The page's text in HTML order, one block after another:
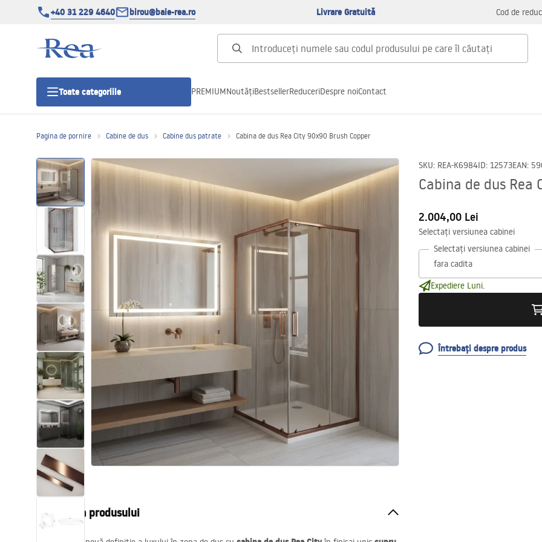
+40 31 229 4640 birou@baie-rea.ro Livrare Gratuită Cod de
Toate categoriile
Usi pentru cabine de dus
Cadite de dus
Rigole Liniare
Vase WC si Bideuri
Lavoare
Cazi cu paravane
Baterii sanitare
Dusuri
Bucatarie
Accesorii și mobilier pentru baie
PREMIUMNoutățiBestsellerReduceriDespre noiContact
Pagina de pornire Cabine de dus Cabine dus patrate Cabina de dus Rea City 90x90 Brush Copper
SKU: REA-K6984ID: 12573EAN:
Cabina de dus Rea
2.004,00 Lei
Selectați versiunea cabinei
Selectați versiunea cabinei
Expediere Luni.
Întrebați despre produs
Descrierea produsului